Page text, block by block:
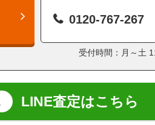
0120-767-267
受付時間：月～土
LINE査定はこちら